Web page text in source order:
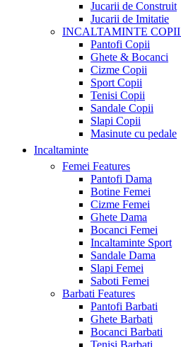
Jucarii de Construit
Jucarii de Imitatie
INCALTAMINTE COPII
Pantofi Copii
Ghete & Bocanci
Cizme Copii
Sport Copii
Tenisi Copii
Sandale Copii
Slapi Copii
Masinute cu pedale
Incaltaminte
Femei Features
Pantofi Dama
Botine Femei
Cizme Femei
Ghete Dama
Bocanci Femei
Incaltaminte Sport
Sandale Dama
Slapi Femei
Saboti Femei
Barbati Features
Pantofi Barbati
Ghete Barbati
Bocanci Barbati
Tenisi Barbati